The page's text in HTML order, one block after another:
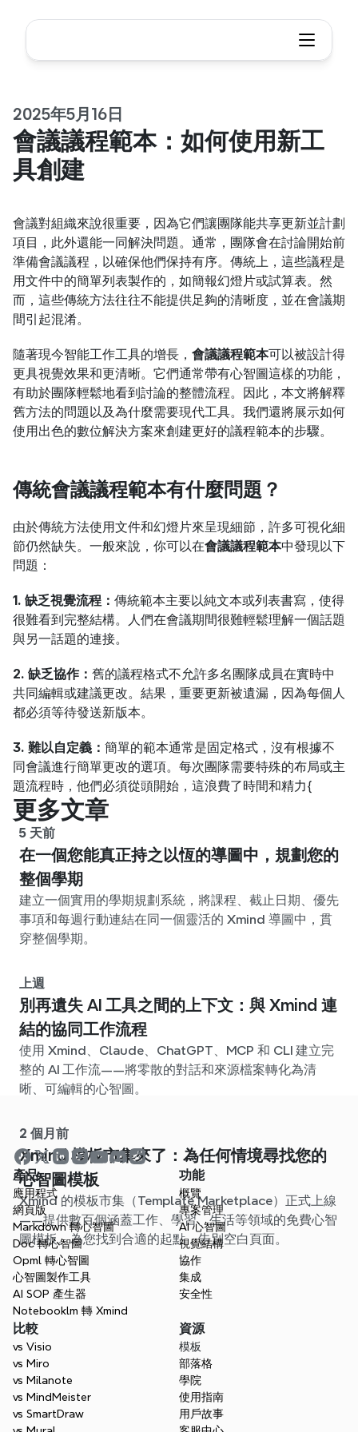
2025年5月16日
會議議程範本：如何使用新工
具創建
會議對組織來說很重要，因為它們讓團隊能共享更新並計劃
項目，此外還能一同解決問題。通常，團隊會在討論開始前
準備會議議程，以確保他們保持有序。傳統上，這些議程是
用文件中的簡單列表製作的，如簡報幻燈片或試算表。然
而，這些傳統方法往往不能提供足夠的清晰度，並在會議期
間引起混淆。
隨著現今智能工作工具的增長， 會議議程範本可以被設計得
更具視覺效果和更清晰。它們通常帶有心智圖這樣的功能，
有助於團隊輕鬆地看到討論的整體流程。因此，本文將解釋
舊方法的問題以及為什麼需要現代工具。我們還將展示如何
使用出色的數位解決方案來創建更好的議程範本的步驟。
傳統會議議程範本有什麼問題？
由於傳統方法使用文件和幻燈片來呈現細節，許多可視化細
節仍然缺失。一般來說，你可以在會議議程範本中發現以下
問題：
1. 缺乏視覺流程： 傳統範本主要以純文本或列表書寫，使得
很難看到完整結構。人們在會議期間很難輕鬆理解一個話題
與另一話題的連接。
2. 缺乏協作： 舊的議程格式不允許多名團隊成員在實時中
共同編輯或建議更改。結果，重要更新被遺漏，因為每個人
都必須等待發送新版本。
3. 難以自定義： 簡單的範本通常是固定格式，沒有根據不
同會議進行簡單更改的選項。每次團隊需要特殊的布局或主
題流程時，他們必須從頭開始，這浪費了時間和精力{
更多文章
5 天前
在一個您能真正持之以恆的導圖中，規劃您的
整個學期
建立一個實用的學期規劃系統，將課程、截止日期、優先
事項和每週行動連結在同一個靈活的 Xmind 導圖中，貫
穿整個學期。
上週
別再遺失 AI 工具之間的上下文：與 Xmind 連
結的協同工作流程
使用 Xmind、Claude、ChatGPT、MCP 和 CLI 建立完
整的 AI 工作流——將零散的對話和來源檔案轉化為清
晰、可編輯的心智圖。
2 個月前
Xmind 模板市集來了：為任何情境尋找您的
心智圖模板
Xmind 的模板市集（Template Marketplace）正式上線
——提供數百個涵蓋工作、學習、生活等領域的免費心智
圖模板。為您找到合適的起點，告別空白頁面。
產品
應用程式
網頁版
Markdown 轉心智圖
Doc 轉心智圖
Opml 轉心智圖
心智圖製作工具
AI SOP 產生器
Notebooklm 轉 Xmind
功能
概覽
專案管理
AI 心智圖
視覺結構
協作
集成
安全性
比較
vs Visio
vs Miro
vs Milanote
vs MindMeister
vs SmartDraw
資源
模板
部落格
學院
使用指南
用戶故事